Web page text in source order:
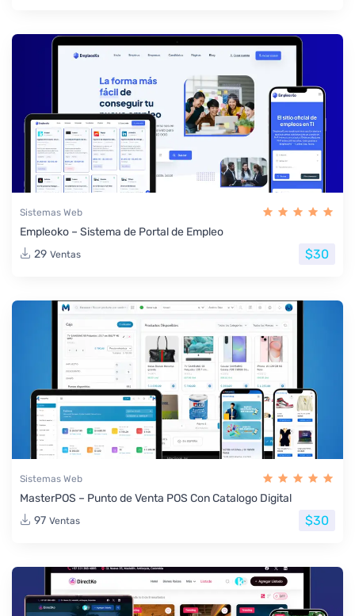
Sistemas Web
Empleoko – Sistema de Portal de Empleo
29 Ventas $30
Sistemas Web
MasterPOS – Punto de Venta POS Con Catalogo Digital
97 Ventas $30